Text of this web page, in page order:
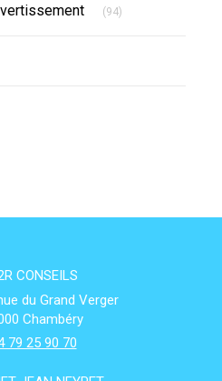
(94)
CONSEILS
du Grand Verger
Chambéry
79 25 90 70